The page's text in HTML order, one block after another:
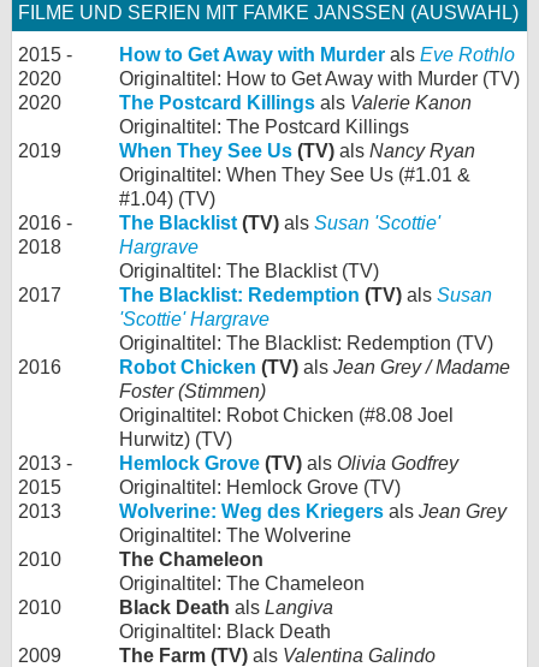
FILME UND SERIEN MIT FAMKE JANSSEN (AUSWAHL)
2015 -
2020
How to Get Away with Murder als Eve Rothlo
Originaltitel: How to Get Away with Murder (TV)
2020
The Postcard Killings als Valerie Kanon
Originaltitel: The Postcard Killings
2019
When They See Us (TV) als Nancy Ryan
Originaltitel: When They See Us (#1.01 &
#1.04) (TV)
2016 -
2018
The Blacklist (TV) als Susan 'Scottie'
Hargrave
Originaltitel: The Blacklist (TV)
2017
The Blacklist: Redemption (TV) als Susan
'Scottie' Hargrave
Originaltitel: The Blacklist: Redemption (TV)
2016
Robot Chicken (TV) als Jean Grey / Madame
Foster (Stimmen)
Originaltitel: Robot Chicken (#8.08 Joel
Hurwitz) (TV)
2013 -
2015
Hemlock Grove (TV) als Olivia Godfrey
Originaltitel: Hemlock Grove (TV)
2013
Wolverine: Weg des Kriegers als Jean Grey
Originaltitel: The Wolverine
2010
The Chameleon
Originaltitel: The Chameleon
2010
Black Death als Langiva
Originaltitel: Black Death
2009
The Farm (TV) als Valentina Galindo